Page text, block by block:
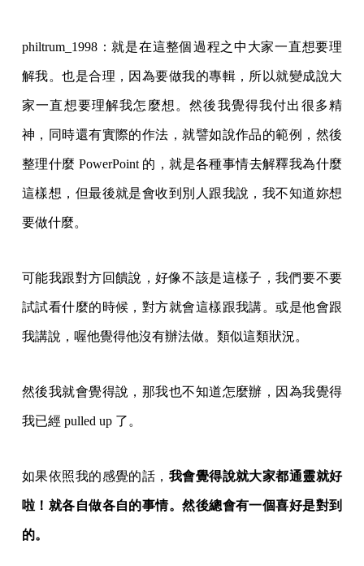
philtrum_1998：就是在這整個過程之中大家一直想要理
解我。也是合理，因為要做我的專輯，所以就變成說大
家一直想要理解我怎麼想。然後我覺得我付出很多精
神，同時還有實際的作法，就譬如說作品的範例，然後
整理什麼 PowerPoint 的，就是各種事情去解釋我為什麼
這樣想，但最後就是會收到別人跟我說，我不知道妳想
要做什麼。
可能我跟對方回饋說，好像不該是這樣子，我們要不要
試試看什麼的時候，對方就會這樣跟我講。或是他會跟
我講說，喔他覺得他沒有辦法做。類似這類狀況。
然後我就會覺得說，那我也不知道怎麼辦，因為我覺得
我已經 pulled up 了。
如果依照我的感覺的話， 我會覺得說就大家都通靈就好
啦！就各自做各自的事情。然後總會有一個喜好是對到
的。